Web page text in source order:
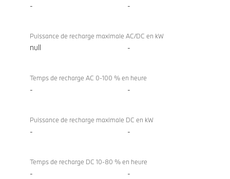
- -
Puissance de recharge maximale AC/DC en kW
null -
Temps de recharge AC 0-100 % en heure
- -
Puissance de recharge maximale DC en kW
- -
Temps de recharge DC 10-80 % en heure
- -